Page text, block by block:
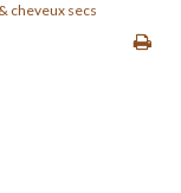
cheveux secs